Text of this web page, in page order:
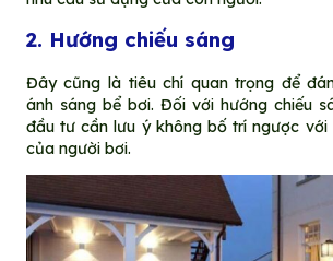
2. Hướng chiếu sáng
Đây cũng là tiêu chí quan trọng để
ánh sáng bể bơi. Đối với hướng chiếu
đầu tư cần lưu ý không bố trí ngược với
của người bơi.